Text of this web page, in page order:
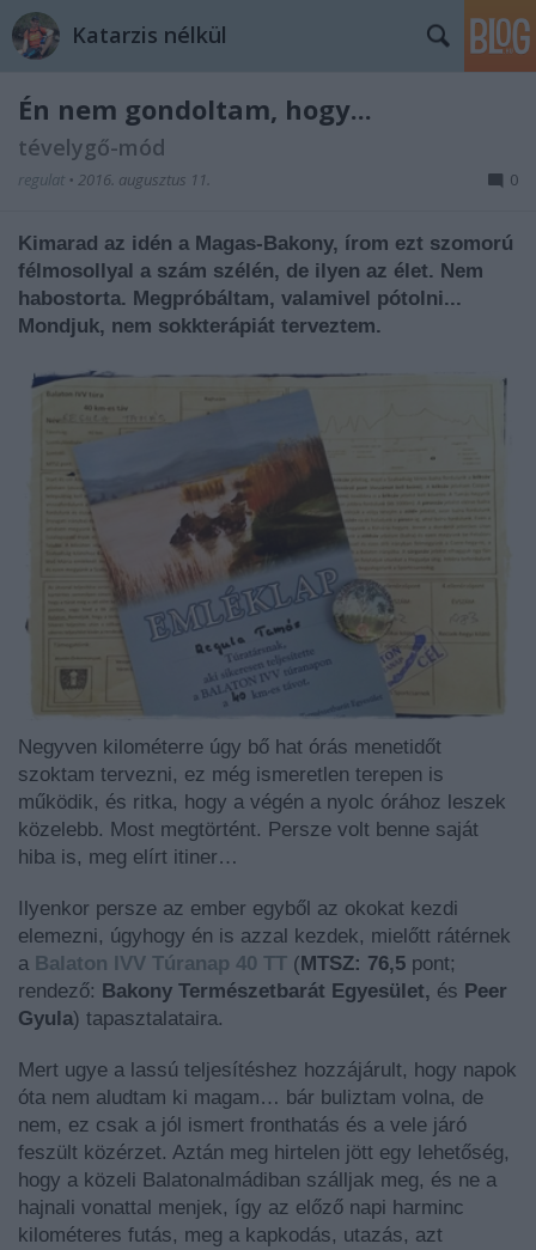
Katarzis nélkül
Én nem gondoltam, hogy...
tévelygő-mód
regulat • 2016. augusztus 11. 0
Kimarad az idén a Magas-Bakony, írom ezt szomorú
félmosollyal a szám szélén, de ilyen az élet. Nem
habostorta. Megpróbáltam, valamivel pótolni...
Mondjuk, nem sokkterápiát terveztem.
Negyven kilométerre úgy bő hat órás menetidőt
szoktam tervezni, ez még ismeretlen terepen is
működik, és ritka, hogy a végén a nyolc órához leszek
közelebb. Most megtörtént. Persze volt benne saját
hiba is, meg elírt itiner…
Ilyenkor persze az ember egyből az okokat kezdi
elemezni, úgyhogy én is azzal kezdek, mielőtt rátérnek
a Balaton IVV Túranap 40 TT ( MTSZ: 76,5 pont;
rendező: Bakony Természetbarát Egyesület, és Peer
Gyula) tapasztalataira.
Mert ugye a lassú teljesítéshez hozzájárult, hogy napok
óta nem aludtam ki magam… bár buliztam volna, de
nem, ez csak a jól ismert fronthatás és a vele járó
feszült közérzet. Aztán meg hirtelen jött egy lehetőség,
hogy a közeli Balatonalmádiban szálljak meg, és ne a
hajnali vonattal menjek, így az előző napi harminc
kilométeres futás, meg a kapkodás, utazás, azt